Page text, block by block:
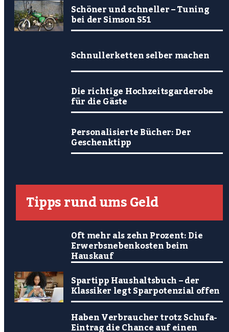
Schöner und schneller – Tuning
bei der Simson S51
Schnullerketten selber machen
Die richtige Hochzeitsgarderobe
für die Gäste
Personalisierte Bücher: Der
Geschenktipp
Tipps rund ums Geld
Oft mehr als zehn Prozent: Die
Erwerbsnebenkosten beim
Hauskauf
Spartipp Haushaltsbuch – der
Klassiker legt Sparpotenzial offen
Haben Verbraucher trotz Schufa-
Eintrag die Chance auf einen